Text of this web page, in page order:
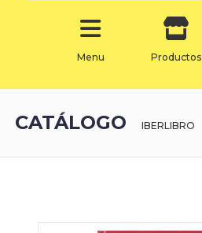
Menu Productos
CATÁLOGO IBERLIBRO